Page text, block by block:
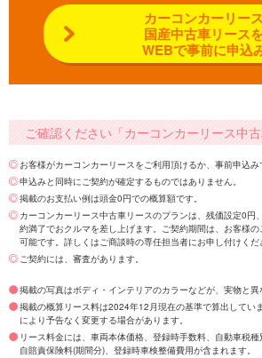
カーコンカーリース
国産中古車リースを
WEBで事前に申込
ご確認ください「カーコンカーリース中
お客様がカーコンカーリースをご利用頂けるか、事前申込み
申込みと同時にご契約が確定するものではありません。
掲載のお支払い例は頭金0円での概算額です。
カーコンカーリース中古車リースのプランは、残価設定0円
約満了でおクルマを差し上げます。ご契約期間は、お客様
可能です。詳しくはご商談時の専任担当者にお申し付けくだ
ご契約には、審査があります。
掲載の写真はボディ・インテリアのカラーなどが、実物と異
掲載の概算リース料は2024年12月現在の基準で算出してい
により予告なく変更する場合があります。
リース料金には、車両本体価格、登録時手数料、自動車税種
自賠責保険料(期間分)、登録時車検整備費用が含まれます。